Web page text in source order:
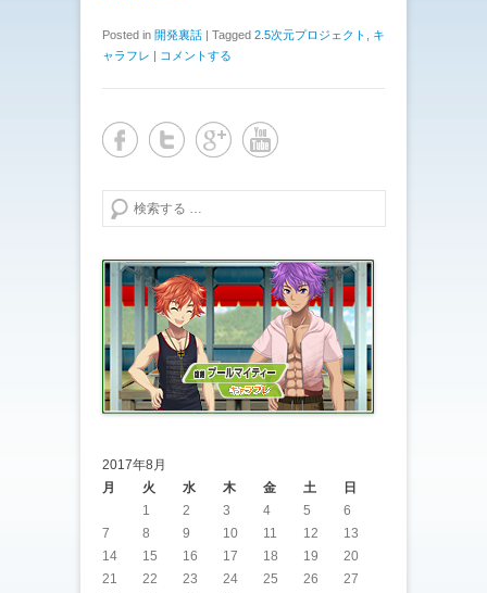
Posted in 開発裏話 | Tagged 2.5次元プロジェクト
キ
ャラフレ | コメントする
検索する
2017年8月
月
火 水 木 金 土
日
1
2 3 4 5
6
7
8 9 10 11 12
13
14
15 16 17 18 19
20
21
22 23 24 25 26
27